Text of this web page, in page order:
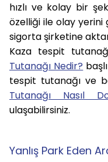
hızlı ve kolay bir
özelliği ile olay yerini
sigorta şirketine
Kaza tespit
Tutanağı Nedir?
tespit tutanağı ve
Tutanağı Nasıl
ulaşabilirsiniz.
Yanlış Park Eden